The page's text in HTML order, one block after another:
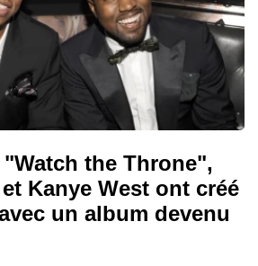
"Watch the Throne",
Kanye West ont créé
un album devenu